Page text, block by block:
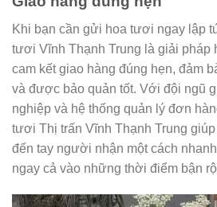
Khi bạn cần gửi hoa tươi ngay lập
tươi Vĩnh Thạnh Trung là giải pháp
cam kết giao hàng đúng hẹn, đảm
và được bảo quản tốt. Với đội ngũ
nghiệp và hệ thống quản lý đơn
tươi Thị trấn Vĩnh Thạnh Trung
đến tay người nhận một cách
ngay cả vào những thời điểm bận